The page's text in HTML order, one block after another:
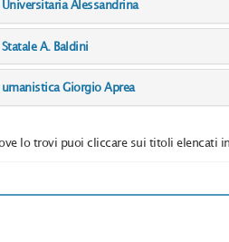
Universitaria Alessandrina
A. Baldini
umanistica Giorgio Aprea
lo trovi puoi cliccare sui titoli elencati